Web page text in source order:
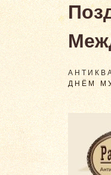
ДНЁМ